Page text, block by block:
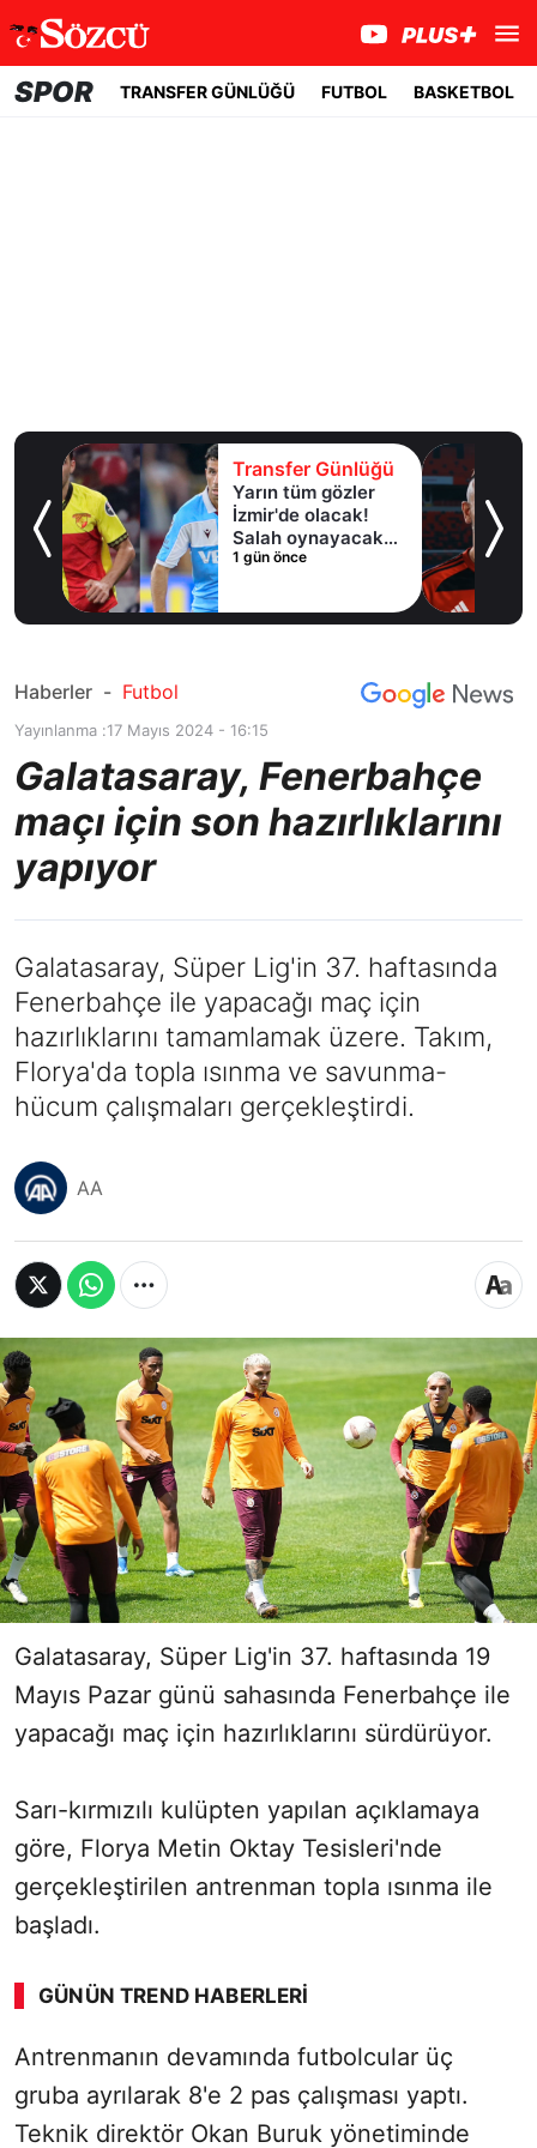
SPOR TRANSFER GÜNLÜĞÜ FUTBOL BASKETBOL
Transfer Günlüğü
Yarın tüm gözler
İzmir'de olacak!
Salah oynayacak
mı?
1 gün önce
Haberler - Futbol
Yayınlanma :17 Mayıs 2024 - 16:15
Galatasaray, Fenerbahçe
maçı için son hazırlıklarını
yapıyor
Galatasaray, Süper Lig'in 37. haftasında
Fenerbahçe ile yapacağı maç için
hazırlıklarını tamamlamak üzere. Takım,
Florya'da topla ısınma ve savunma-
hücum çalışmaları gerçekleştirdi.
AA
Galatasaray, Süper Lig'in 37. haftasında 19
Mayıs Pazar günü sahasında Fenerbahçe ile
yapacağı maç için hazırlıklarını sürdürüyor.
Sarı-kırmızılı kulüpten yapılan açıklamaya
göre, Florya Metin Oktay Tesisleri'nde
gerçekleştirilen antrenman topla ısınma ile
başladı.
GÜNÜN TREND HABERLERI
Antrenmanın devamında futbolcular üç
gruba ayrılarak 8'e 2 pas çalışması yaptı.
Teknik direktör Okan Buruk yönetiminde